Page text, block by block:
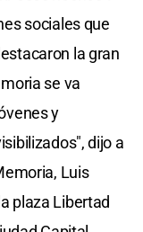
sociales que
la gran
se va
y
dijo a
Luis
plaza Libertad